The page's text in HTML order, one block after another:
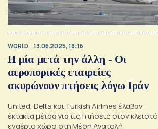
WORLD 13.06.2025, 18:16
Η μία μετά την άλλη - Οι
αεροπορικές εταιρείες
ακυρώνουν πτήσεις λόγω Ιράν
United, Delta και Turkish Airlines έλαβαν
έκτακτα μέτρα για τις πτήσεις στον κλειστό
εναέριο χώρο στη Μέση Ανατολή